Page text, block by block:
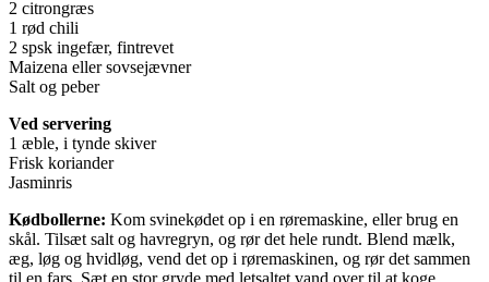
2 citrongræs
1 rød chili
2 spsk ingefær, fintrevet
Maizena eller sovsejævner
Salt og peber
Ved servering
1 æble, i tynde skiver
Frisk koriander
Jasminris
Kødbollerne: Kom svinekødet op i en røremaskine, eller brug en
skål. Tilsæt salt og havregryn, og rør det hele rundt. Blend mælk,
æg, løg og hvidløg, vend det op i røremaskinen, og rør det sammen
til en fars. Sæt en stor gryde med letsaltet vand over til at koge